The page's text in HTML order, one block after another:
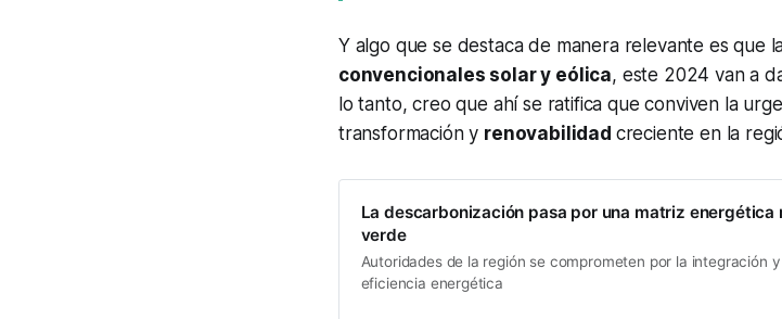
Y algo que se destaca de manera relevante es que
convencionales solar y eólica, este 2024 van a
lo tanto, creo que ahí se ratifica que conviven la
transformación y renovabilidad creciente en la
La descarbonización pasa por una matriz energética
verde
Autoridades de la región se comprometen por la integración y
eficiencia energética